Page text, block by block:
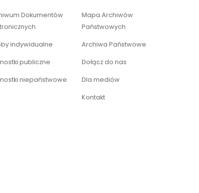
Dokumentów
indywidualne
publiczne
niepaństwowe
Mapa Archiwów
Państwowych
Archiwa Państwowe
Dołącz do nas
Dla mediów
Kontakt